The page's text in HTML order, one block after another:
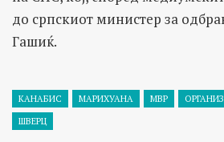
до српскиот министер за
Гашиќ.
КАНАБИС МАРИХУАНА МВР
ШВЕРЦ